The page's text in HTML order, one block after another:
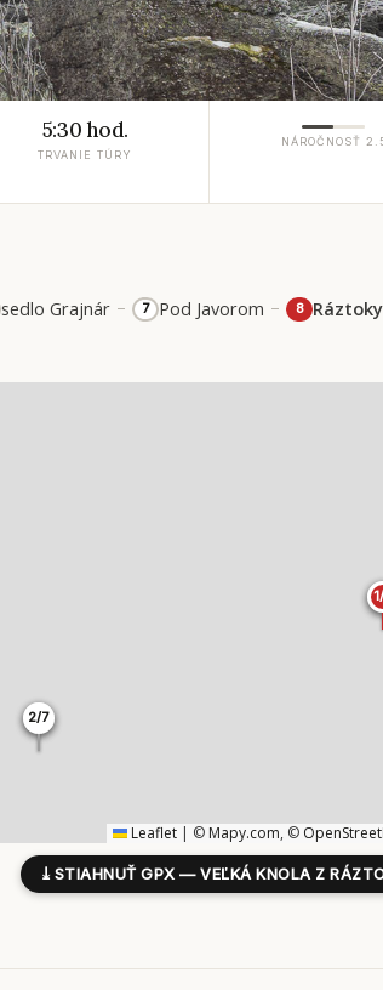
5:30 hod.
TRVANIE TÚRY
NÁROČNOSŤ
sedlo Grajnár – 7 Pod Javorom – 8 Ráztoky
2/7
2/7
Leaflet | © Mapy.com, ©
⤓ STIAHNUŤ GPX — VEĽKÁ KNOLA Z